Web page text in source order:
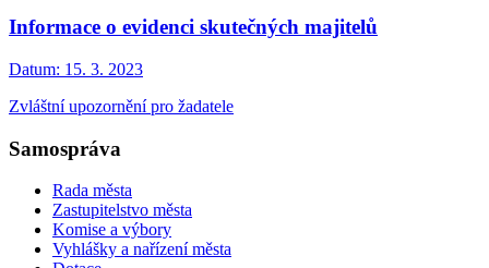
Informace o evidenci skutečných majitelů
Datum: 15. 3. 2023
Zvláštní upozornění pro žadatele
Samospráva
Rada města
Zastupitelstvo města
Komise a výbory
Vyhlášky a nařízení města